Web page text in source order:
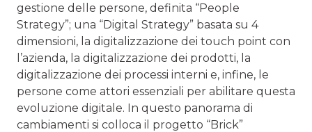
gestione delle persone, defi­nita “People
Strategy”; una “Digital Strategy” basata su 4
dimensioni, la digitalizzazione dei touch point con
l’azienda, la digitalizzazione dei prodotti, la
digitalizzazione dei pro­cessi interni e, infine, le
persone come attori essenziali per abilitare questa
evoluzione digitale. In questo panorama di
cambiamenti si colloca il progetto “Brick”